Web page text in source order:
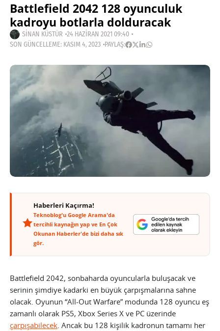
Battlefield 2042 128 oyunculuk
kadroyu botlarla dolduracak
SINAN KÜSTÜR 24 HAZIRAN 2021 09:40
SON GÜNCELLEME: KASIM 4, 2023 PAYLAŞ:
Haberleri Kaçırma!
Teknoblog'u Google Arama'da
tercihli kaynağın yap ve En Çok
Okunan Haberler'de bizi daha sık
gör.
Battlefield 2042, sonbaharda oyuncularla buluşacak ve
serinin şimdiye kadarki en büyük çarpışmalarına sahne
olacak. Oyunun “All-Out Warfare” modunda 128 oyuncu eş
zamanlı olarak PS5, Xbox Series X ve PC üzerinde
çarpışabilecek. Ancak bu 128 kişilik kadronun tamamı her